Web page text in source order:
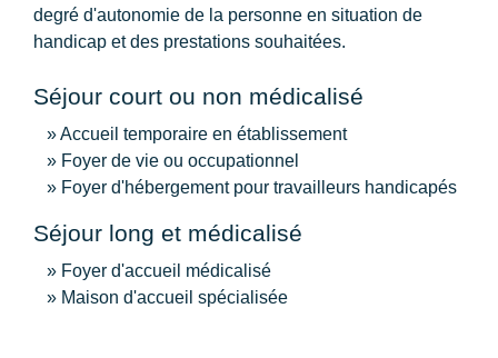
degré d'autonomie de la personne en situation de
handicap et des prestations souhaitées.
Séjour court ou non médicalisé
Accueil temporaire en établissement
Foyer de vie ou occupationnel
Foyer d'hébergement pour travailleurs handicapés
Séjour long et médicalisé
Foyer d'accueil médicalisé
Maison d'accueil spécialisée